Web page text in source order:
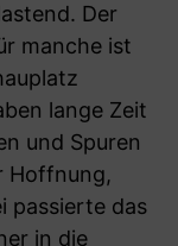
Der
manche ist
lange Zeit
und Spuren
Hoffnung,
passierte das
in die